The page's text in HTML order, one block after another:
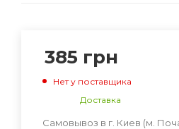
385 грн
Нет у поставщика
Доставка
Самовывоз в г. Киев (м.